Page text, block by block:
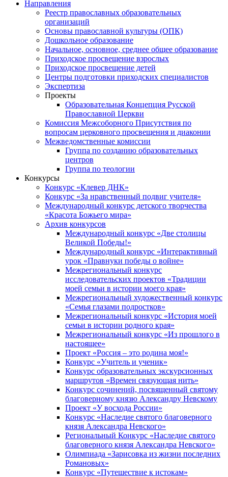
Направления
Реестр православных образовательных
организаций
Основы православной культуры (ОПК)
Дошкольное образование
Начальное, основное, среднее общее образование
Приходское просвещение взрослых
Приходское просвещение детей
Центры подготовки приходских специалистов
Экспертиза
Проекты
Образовательная Концепция Русской
Православной Церкви
Комиссия Межсоборного Присутствия по
вопросам церковного просвещения и диаконии
Межведомственные комиссии
Группа по созданию образовательных
центров
Группа по теологии
Конкурсы
Конкурс «Клевер ДНК»
Конкурс «За нравственный подвиг учителя»
Международный конкурс детского творчества
«Красота Божьего мира»
Архив конкурсов
Международный конкурс «Две столицы
Великой Победы!»
Международный конкурс «Интерактивный
урок «Правнуки победы о войне»
Межрегиональный конкурс
исследовательских проектов «Традиции
моей семьи в истории моего края»
Межрегиональный художественный конкурс
«Семья глазами подростков»
Межрегиональный конкурс «История моей
семьи в истории родного края»
Межрегиональный конкурс «Из прошлого в
настоящее»
Проект «Россия – это родина моя!»
Конкурс «Учитель и ученик»
Конкурс образовательных экскурсионных
маршрутов «Времен связующая нить»
Конкурс сочинений, посвященный святому
благоверному князю Александру Невскому
Проект «У восхода России»
Конкурс «Наследие святого благоверного
князя Александра Невского»
Региональный Конкурс «Наследие святого
благоверного князя Александра Невского»
Олимпиада «Зарисовка из жизни последних
Романовых»
Конкурс «Путешествие к истокам»